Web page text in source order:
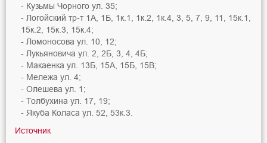
Кузьмы Чорного ул. 35;
Логойский тр-т 1А, 1Б, 1к.1, 1к.2, 1к.4, 3, 5, 7, 9, 11, 15к.1,
15к.2, 15к.3, 15к.4;
Ломоносова ул. 10, 12;
Лукьяновича ул. 2, 2Б, 3, 4, 4Б;
Макаенка ул. 13Б, 15А, 15Б, 15В;
Мележа ул. 4;
Олешева ул. 1;
Толбухина ул. 17, 19;
Якуба Коласа ул. 52, 53к.3.
Источник